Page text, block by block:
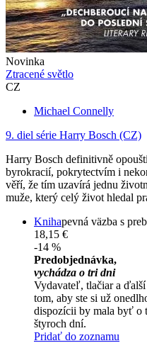
Novinka
Ztracené světlo
CZ
Michael Connelly
9. diel série Harry Bosch (CZ)
Harry Bosch definitivně
byrokracií, pokrytectvím i
věří, že tím uzavírá jednu
muže, který celý život hledal
Knihapevná väzba s
18,15 €
-14 %
Predobjednávka,
vychádza o tri dni
Vydavateľ, tlačiar a
tom, aby ste si už
dispozícii by mala byť o
štyroch dní.
Pridať do zoznamu